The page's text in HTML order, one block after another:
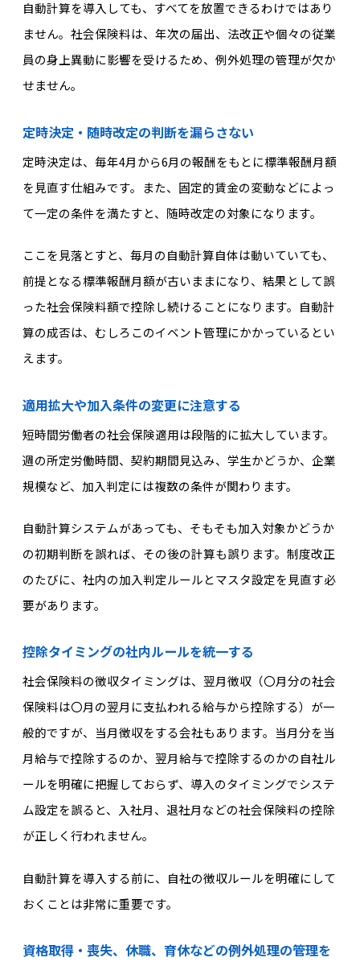
自動計算を導入しても、すべてを放置できるわけではあり
ません。社会保険料は、 年次の届出、法改正や個々の従業
員の身上異動に影響を受けるため、例外処理の管理が欠か
せません。
定時決定・随時改定の判断を漏らさない
定時決定は、毎年4月から6月の報酬をもとに標準報酬月額
を見直す仕組みです。また、固定的賃金の変動などによっ
て一定の条件を満たすと、随時改定の対象になります。
ここを見落とすと、毎月の自動計算自体は動いていても、
前提となる標準報酬月額が古いままになり、結果として誤
った社会保険料額で控除し続けることになります。自動計
算の成否は、むしろこのイベント管理にかかっているとい
えます。
適用拡大や加入条件の変更に注意する
短時間労働者の社会保険適用は段階的に拡大しています。
週の所定労働時間、契約期間見込み、学生かどうか、企業
規模など、加入判定には複数の条件が関わります。
自動計算システムがあっても、そもそも加入対象かどうか
の初期判断を誤れば、その後の計算も誤ります。制度改正
のたびに、社内の加入判定ルールとマスタ設定を見直す必
要があります。
控除タイミングの社内ルールを統一する
社会保険料の徴収タイミングは、 翌月徴収（〇月分の社会
保険料は〇月の翌月に支払われる給与から控除する）が一
般的ですが、当月徴収をする会社もあります。 当月分を当
月給与で控除するのか、翌月給与で控除するのかの自社ル
ールを明確に把握しておらず、導入のタイミングでシステ
ム設定を誤ると、入社月、退社月などの社会保険料の控除
が正しく行われません。
自動計算を導入する前に、自社の徴収ルールを明確にして
おくことは非常に重要です。
資格取得・喪失、休職、育休などの例外処理の管理を